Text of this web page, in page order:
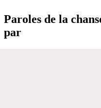
Paroles de la
par